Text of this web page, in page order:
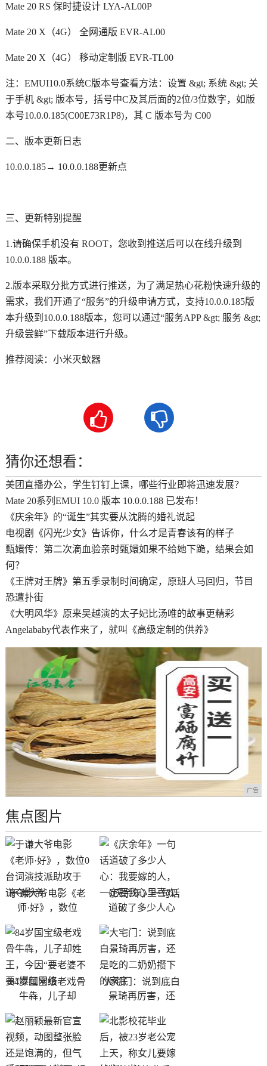
Mate 20 RS 保时捷设计 LYA-AL00P
Mate 20 X（4G） 全网通版 EVR-AL00
Mate 20 X（4G） 移动定制版 EVR-TL00
注：EMUI10.0系统C版本号查看方法：设置 &gt; 系统 &gt; 关
于手机 &gt; 版本号，括号中C及其后面的2位/3位数字，如版
本号10.0.0.185(C00E73R1P8)，其 C 版本号为 C00
二、版本更新日志
10.0.0.185→ 10.0.0.188更新点
三、更新特别提醒
1.请确保手机没有 ROOT，您收到推送后可以在线升级到
10.0.0.188 版本。
2.版本采取分批方式进行推送，为了满足热心花粉快速升级的
需求，我们开通了“服务”的升级申请方式，支持10.0.0.185版
本升级到10.0.0.188版本，您可以通过“服务APP &gt; 服务 &gt;
升级尝鲜”下载版本进行升级。
推荐阅读： 小米灭蚊器
 
猜你还想看：
美团直播办公，学生钉钉上课，哪些行业即将迅速发展？
Mate 20系列EMUI 10.0 版本 10.0.0.188 已发布！
《庆余年》的“诞生”其实要从沈腾的婚礼说起
电视剧《闪光少女》告诉你，什么才是青春该有的样子
甄嬛传：第二次滴血验亲时甄嬛如果不给她下跪，结果会如
何？
《王牌对王牌》第五季录制时间确定，原班人马回归，节目
恐遭扑街
《大明风华》原来吴越演的太子妃比汤唯的故事更精彩
Angelababy代表作来了，就叫《高级定制的供养》
广告
焦点图片
于谦大爷电影《老
师·好》，数位
《庆余年》一句话
道破了多少人心
84岁国宝级老戏骨
牛犇，儿子却
大宅门：说到底白
景琦再厉害，还